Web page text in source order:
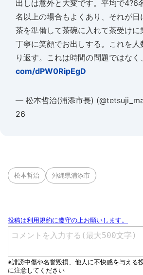
出しは意外と大変です。平均で4?6
名以上の場合もよくあり、それが日
茶を準備して茶碗に入れて茶受けに
丁寧に笑顔でお出しする。これを
り返す。これは時間の問題ではな
com/dPW0RipEgD
— 松本哲治(浦添市長)
26
松本哲治 沖縄県浦添市